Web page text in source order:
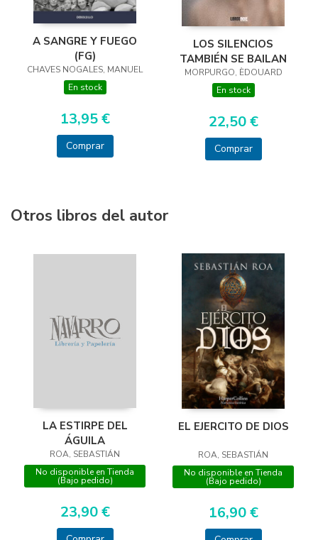
A SANGRE Y FUEGO
(FG)
CHAVES NOGALES, MANUEL
En stock
13,95 €
Comprar
LOS SILENCIOS
TAMBIÉN SE BAILAN
MORPURGO, ÈDOUARD
En stock
22,50 €
Comprar
Otros libros del autor
LA ESTIRPE DEL
ÁGUILA
ROA, SEBASTIÁN
No disponible en Tienda
(Bajo pedido)
23,90 €
EL EJERCITO DE DIOS
ROA, SEBASTIÁN
No disponible en Tienda
(Bajo pedido)
16,90 €